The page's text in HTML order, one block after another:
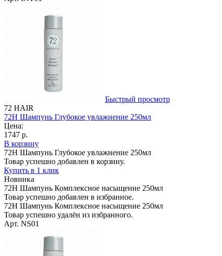
Быстрый просмотр
72 HAIR
72H Шампунь Глубокое увлажнение 250мл
Цена:
1747 р.
В корзину
72H Шампунь Глубокое увлажнение 250мл
Товар успешно добавлен в корзину.
Купить в 1 клик
Новинка
72H Шампунь Комплексное насыщение 250мл
Товар успешно добавлен в избранное.
72H Шампунь Комплексное насыщение 250мл
Товар успешно удалён из избранного.
Арт. NS01